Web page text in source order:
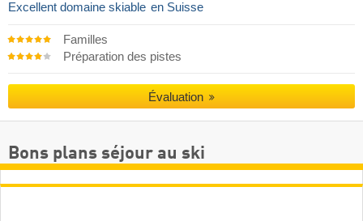
Excellent domaine skiable en Suisse
Familles
Préparation des pistes
Évaluation
Bons plans séjour au ski